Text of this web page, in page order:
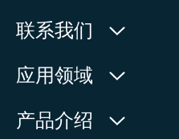
联系我们
欧玛执行器(中国)有限公司
人民北路171号
应用领域
水利
产品介绍